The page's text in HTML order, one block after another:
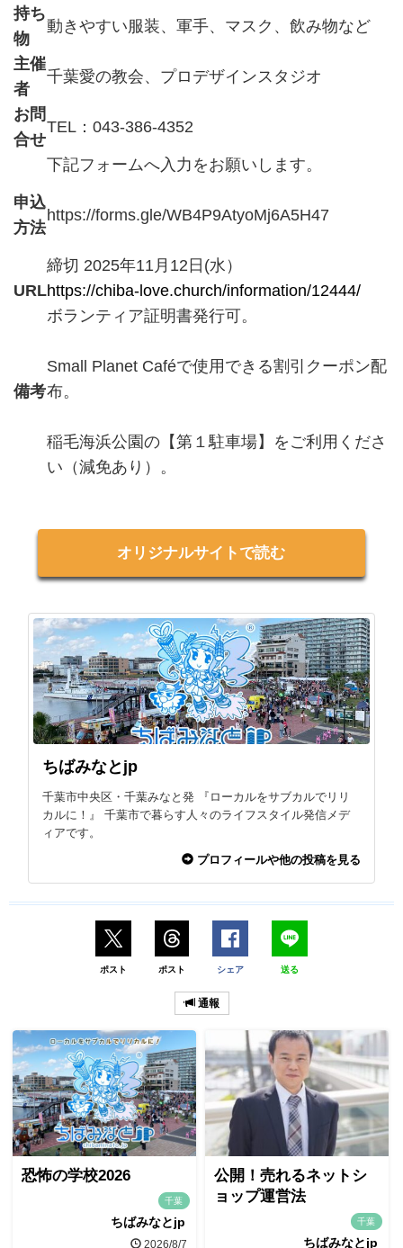
持ち
物
動きやすい服装、軍手、マスク、飲み物など
主催
者
千葉愛の教会、プロデザインスタジオ
お問
合せ
TEL：043-386-4352
申込
方法
下記フォームへ入力をお願いします。
https://forms.gle/WB4P9AtyoMj6A5H47
締切 2025年11月12日(水）
URLhttps://chiba-love.church/information/12444/
備考
ボランティア証明書発行可。
Small Planet Caféで使用できる割引クーポン配
布。
稲毛海浜公園の【第１駐車場】をご利用くださ
い（減免あり）。
オリジナルサイトで読む
ちばみなとjp
千葉市中央区・千葉みなと発 『ローカルをサブカルでリリ
カルに！』 千葉市で暮らす人々のライフスタイル発信メデ
ィアです。
プロフィールや他の投稿を見る
ポスト ポスト シェア 送る
通報
恐怖の学校2026
千葉
ちばみなとjp
2026/8/7
公開！売れるネットシ
ョップ運営法
千葉
ちばみなとjp